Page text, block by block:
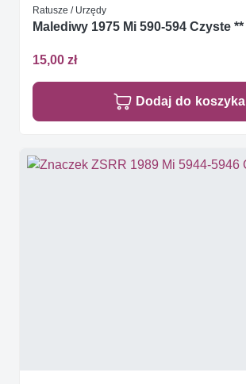
Ratusze / Urzędy
Malediwy 1975 Mi 590-594 Czyste **
15,00 zł
Dodaj do koszyka